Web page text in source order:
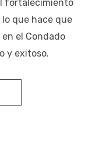
fortalecimiento
que hace que
el Condado
y exitoso.